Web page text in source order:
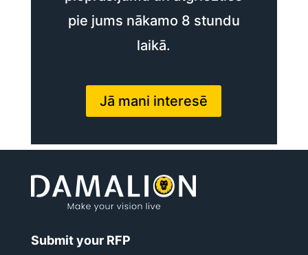
pie jums nākamo 8 stundu
laikā.
Jā mani interesē
Submit your RFP